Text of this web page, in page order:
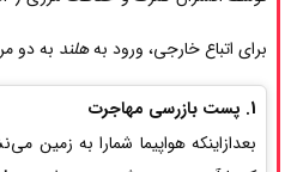
برای اتباع خارجی، ورود بههلند به دو
1. پست بازرسی مهاجرت
بعدازاینکه هواپیما شمارا به زمین